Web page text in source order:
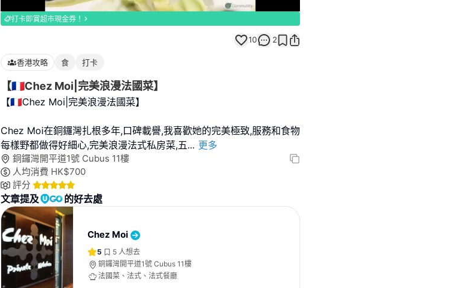
Loaded
100.00%
打卡即賞超市現金券！
10 2
香港攻略 食 打卡
【🇫🇷Chez Moi|完美浪漫法國菜】
【🇫🇷Chez Moi|完美浪漫法國菜】
Chez Moi在銅鑼灣扎根多年,口碑載譽,我喜歡她的完美極致,服務和食物
每樣野都做得好細心,完美浪漫法式私房菜,五... 更多
銅鑼灣開平道1號 Cubus 11樓
人均消費 HK$700
評分
文章提及 的好去處
Chez Moi
5 5 人想去
銅鑼灣開平道1號 Cubus 11樓
法國菜、法式、法式餐廳